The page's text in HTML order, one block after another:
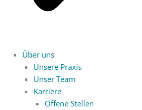
Über uns
Unsere Praxis
Unser Team
Karriere
Offene Stellen